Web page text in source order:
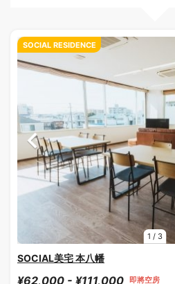
1 / 3
SOCIAL RESIDENCE
SOCIAL美宅 本八幡
¥62,000 - ¥111,000 即將空房